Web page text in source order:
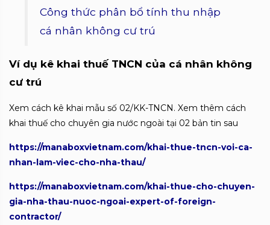
Công thức phân bổ tính thu nhập
cá nhân không cư trú
Ví dụ kê khai thuế TNCN của cá nhân không
cư trú
Xem cách kê khai mẫu số 02/KK-TNCN. Xem thêm cách
khai thuế cho chuyên gia nước ngoài tại 02 bản tin sau
https://manaboxvietnam.com/khai-thue-tncn-voi-ca-
nhan-lam-viec-cho-nha-thau/
https://manaboxvietnam.com/khai-thue-cho-chuyen-
gia-nha-thau-nuoc-ngoai-expert-of-foreign-
contractor/